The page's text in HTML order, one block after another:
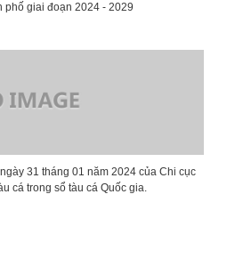
phố giai đoạn 2024 - 2029
31 tháng 01 năm 2024 của Chi cục
cá trong sổ tàu cá Quốc gia.